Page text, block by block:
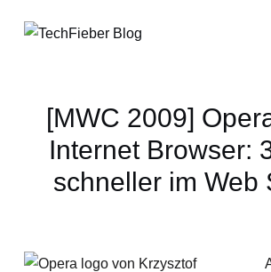
[MWC 2009]
Internet Browser:
schneller im Web